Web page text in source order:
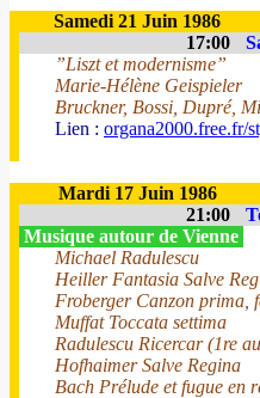
Samedi 21 Juin 1986
17:00
”Liszt et modernisme”
Marie-Hélène Geispieler
Bruckner, Bossi, Dupré,
Lien : organa2000.free.fr/
Mardi 17 Juin 1986
21:00
Musique autour de Vienne
Michael Radulescu
Heiller Fantasia Salve
Froberger Canzon prima,
Muffat Toccata settima
Radulescu Ricercar (1re
Hofhaimer Salve Regina
Bach Prélude et fugue en